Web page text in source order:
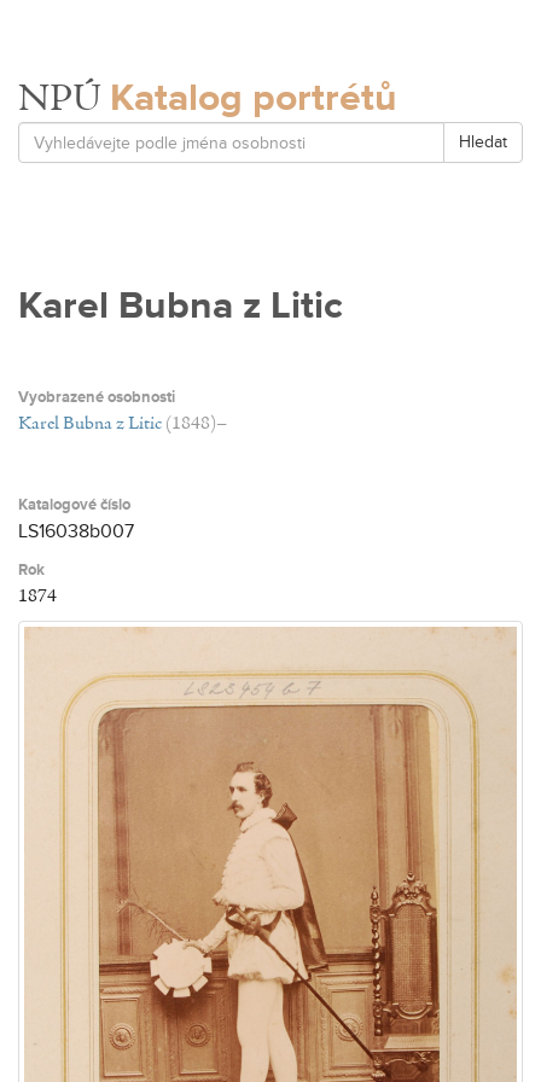
NPÚ Katalog portrétů
Hledat
Karel Bubna z Litic
Vyobrazené osobnosti
Karel Bubna z Litic (1848)–
Katalogové číslo
LS16038b007
Rok
1874